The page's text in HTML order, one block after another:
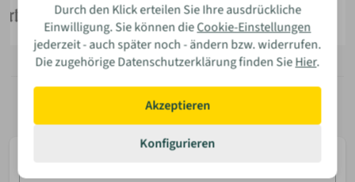
Durch den Klick erteilen Sie Ihre ausdrückliche
Einwilligung. Sie können dieCookie-Einstellungen
jederzeit - auch später noch - ändern bzw. widerrufen.
Die zugehörige Datenschutzerklärung finden SieHier.
Akzeptieren
Konfigurieren
Mail